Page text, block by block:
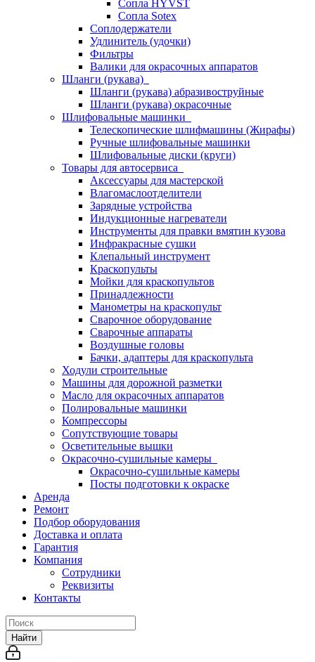
Сопла HYVST
Сопла Sotex
Соплодержатели
Удлинитель (удочки)
Фильтры
Валики для окрасочных аппаратов
Шланги (рукава)
Шланги (рукава) абразивоструйные
Шланги (рукава) окрасочные
Шлифовальные машинки
Телескопические шлифмашины (Жирафы)
Ручные шлифовальные машинки
Шлифовальные диски (круги)
Товары для автосервиса
Аксессуары для мастерской
Влагомаслоотделители
Зарядные устройства
Индукционные нагреватели
Инструменты для правки вмятин кузова
Инфракрасные сушки
Клепальный инструмент
Краскопульты
Мойки для краскопультов
Принадлежности
Манометры на краскопульт
Сварочное оборудование
Сварочные аппараты
Воздушные головы
Бачки, адаптеры для краскопульта
Ходули строительные
Машины для дорожной разметки
Масло для окрасочных аппаратов
Полировальные машинки
Компрессоры
Сопутствующие товары
Осветительные вышки
Окрасочно-сушильные камеры
Окрасочно-сушильные камеры
Посты подготовки к окраске
Аренда
Ремонт
Подбор оборудования
Доставка и оплата
Гарантия
Компания
Сотрудники
Реквизиты
Контакты
Найти